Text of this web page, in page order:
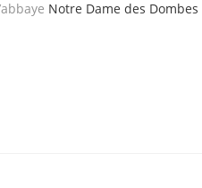
Notre Dame des Dombes